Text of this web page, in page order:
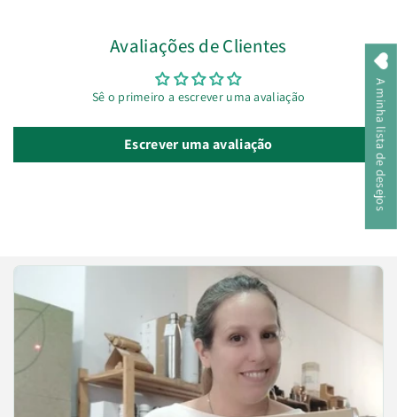
Avaliações de Clientes
Sê o primeiro a escrever uma avaliação
Escrever uma avaliação A minha lista de desejos